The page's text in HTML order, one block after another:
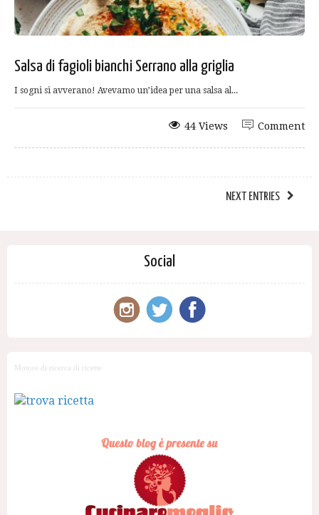
Salsa di fagioli bianchi Serrano alla griglia
I sogni si avverano! Avevamo un’idea per una salsa al...
Comment
44 Views
NEXT ENTRIES
Social
Motore di ricerca di ricette